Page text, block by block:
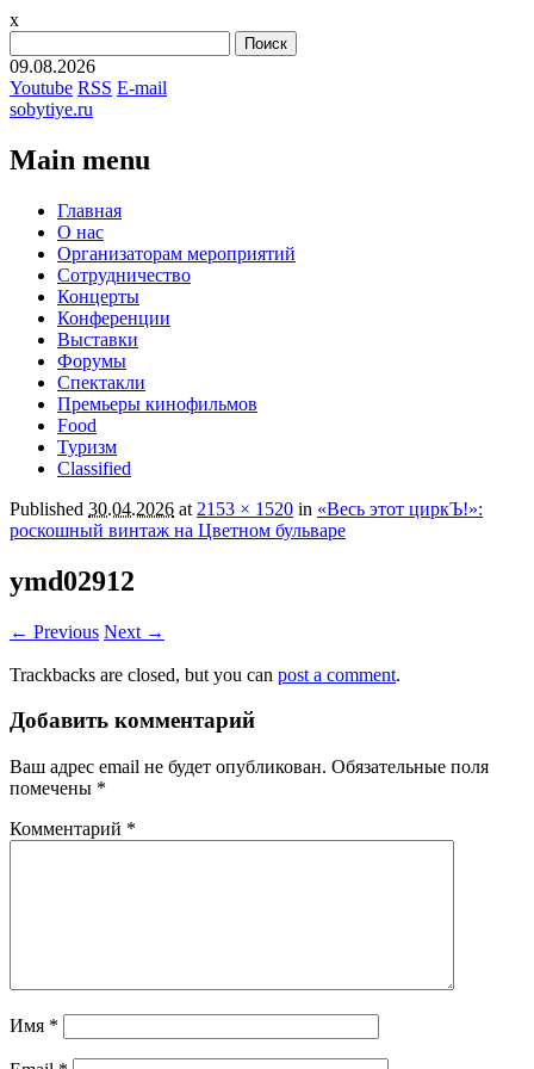
x
09.08.2026
Youtube RSS E-mail
sobytiye.ru
Main menu
Skip
content
Главная
О нас
Организаторам мероприятий
Сотрудничество
Концерты
Конференции
Выставки
Форумы
Спектакли
Премьеры кинофильмов
Food
Туризм
Сlassified
Published 30.04.2026 at 2153 × 1520 in «Весь этот циркЪ!»:
роскошный винтаж на Цветном бульваре
ymd02912
← Previous Next →
Trackbacks are closed, but you can post a comment.
Добавить комментарий
Ваш адрес email не будет опубликован. Обязательные поля
помечены *
Комментарий *
Имя *